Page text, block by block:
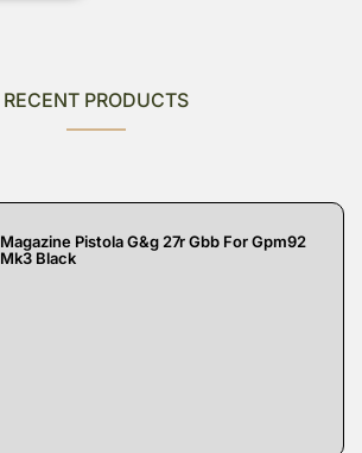
RECENT PRODUCTS
Magazine Pistola G&g 27r Gbb For Gpm92
Mk3 Black